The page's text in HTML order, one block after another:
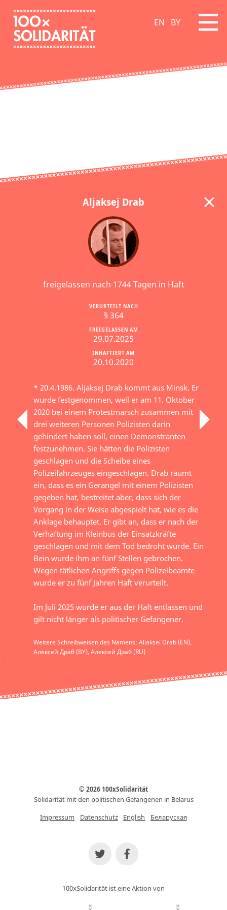
EN BY
Aljaksej Drab
freigelassen nach 1744 Tagen in Haft
INHAFTIERT AM
20.10.2020
FREIGELASSEN AM
29.07.2025
VERURTEILT NACH
§ 364
* 20.4.1986. Aljaksej Drab kommt aus Minsk. Er
wurde festgenommen, weil er am 11. Oktober
2020 bei einem Protestmarsch zusammen mit
drei weiteren Personen Polizisten darin
gehindert haben soll, einen Demonstranten
festzunehmen. Sie hätten die Polizisten
geschlagen und die Scheibe eines
Polizeifahrzeuges eingeschlagen. Drab räumt
ein, dass es ein Gerangel mit einem Polizisten
gegeben hat, bestreitet aber, dass sich der
Vorgang in der Weise abgespielt hat, wie es die
Anklage behauptet. Er gibt an, dass er nach der
Verhaftung im Kleinbus der Einsatzkräfte
geschlagen und mit dem Tod bedroht wurde. Ein
Bein wurde ihm an fünf Stellen gebrochen.
Wegen tätlichen Angriffs gegen Polizeibeamte
wurde er zu fünf Jahren Haft verurteilt.
Im Juli 2025 wurde er aus der Haft entlassen und
gilt nicht länger als politischer Gefangener.
Weitere Schreibweisen des Namens: Aliaksei Drab (EN),
Аляксей Драб (BY), Алексей Драб (RU)
© 2026 100xSolidarität
Solidarität mit den politischen Gefangenen in Belarus
Impressum
Datenschutz English Беларуская
100xSolidarität ist eine Aktion von